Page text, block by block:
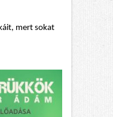
mert sokat